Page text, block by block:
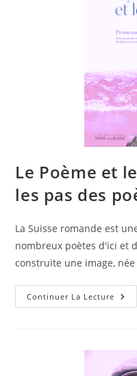
Le Poème et
les pas des
La Suisse romande est
nombreux poètes d'ici et
construite une image,
Continuer La Lecture